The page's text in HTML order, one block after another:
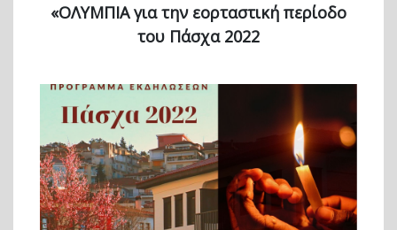
«ΟΛΥΜΠΙΑ για την εορταστική περίοδο
του Πάσχα 2022